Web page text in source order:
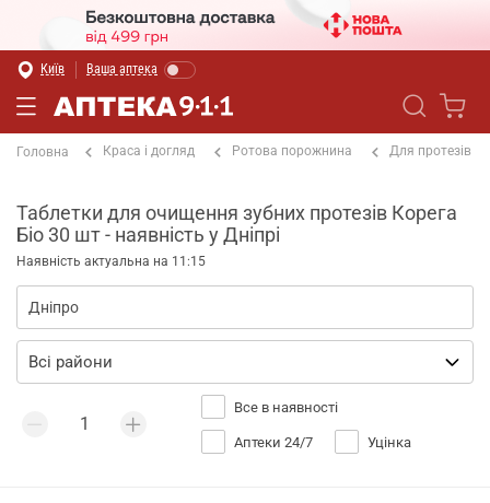
Київ Ваша аптека
Головна Краса і догляд Ротова порожнина Для протезів
Таблетки для очищення зубних протезів Корега
Біо 30 шт - наявність у Дніпрі
Наявність актуальна на 11:15
Все в наявності
Аптеки 24/7 Уцінка